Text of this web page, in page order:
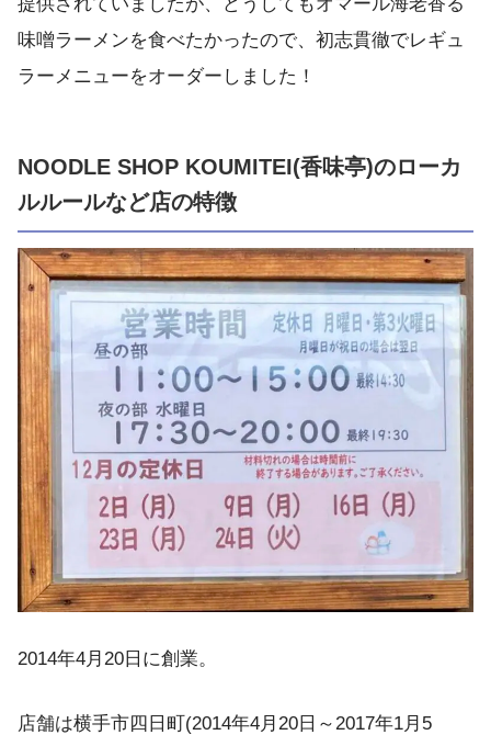
味噌ラーメンを食べたかったので、初志貫徹でレギュ
ラーメニューをオーダーしました！
NOODLE SHOP KOUMITEI(香味亭)のローカ
ルルールなど店の特徴
2014年4月20日に創業。
店舗は横手市四日町(2014年4月20日～2017年1月5